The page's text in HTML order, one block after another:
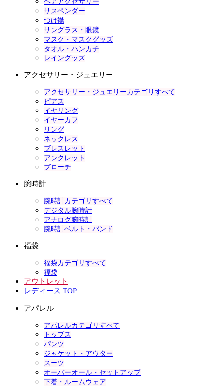
ヘアアクセサリー
サスペンダー
つけ襟
サングラス・眼鏡
マスク・マスクグッズ
タオル・ハンカチ
レイングッズ
アクセサリー・ジュエリー
アクセサリー・ジュエリーカテゴリすべて
ピアス
イヤリング
イヤーカフ
リング
ネックレス
ブレスレット
アンクレット
ブローチ
腕時計
腕時計カテゴリすべて
デジタル腕時計
アナログ腕時計
腕時計ベルト・バンド
福袋
福袋カテゴリすべて
福袋
アウトレット
レディース TOP
アパレル
アパレルカテゴリすべて
トップス
パンツ
ジャケット・アウター
スーツ
オーバーオール・セットアップ
下着・ルームウェア